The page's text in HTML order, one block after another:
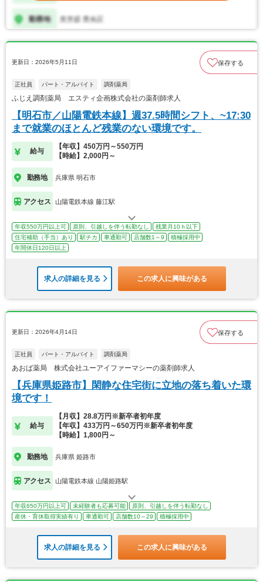
更新日：2026年5月11日 保存する
正社員 パート・アルバイト 調剤薬局
ふじえ調剤薬局 エスティ企画株式会社の薬剤師求人
【明石市／山陽電鉄本線】週37.5時間シフト、~17:30
まで就業のほとんど残業のない環境です。
給与
【年収】450万円～550万円
【時給】2,000円～
勤務地 兵庫県 明石市
アクセス 山陽電鉄本線 藤江駅
年収550万円以上可 原則、引越しを伴う転勤なし
残業月10ｈ以下
住宅補助（手当）あり
駅チカ 車通勤可 店舗数1～9
積極採用中
年間休日120日以上
求人の詳細を見る この求人に興味がある
更新日：2026年4月14日 保存する
正社員 パート・アルバイト 調剤薬局
あおば薬局 株式会社ユーアイファーマシーの薬剤師求人
【兵庫県姫路市】閑静な住宅街に立地の落ち着いた環
境です！
給与
【月収】28.8万円※新卒者初年度
【年収】433万円～650万円※新卒者初年度
【時給】1,800円～
勤務地 兵庫県 姫路市
アクセス 山陽電鉄本線 山陽姫路駅
年収650万円以上可 未経験者も応募可能
原則、引越しを伴う転勤なし
産休・育休取得実績有り
車通勤可 店舗数10～29 積極採用中
求人の詳細を見る この求人に興味がある